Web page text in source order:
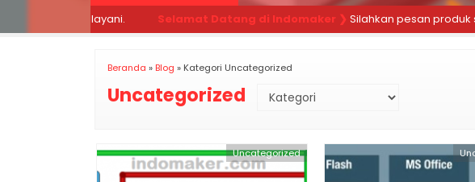
Dual Volt Amp Meter Digital Ampere Meter
siap melayani. Selamat Datang di Indomaker ❯Silahkan pesan produk
Beranda » Blog » Kategori Uncategorized
Uncategorized
Uncategorized